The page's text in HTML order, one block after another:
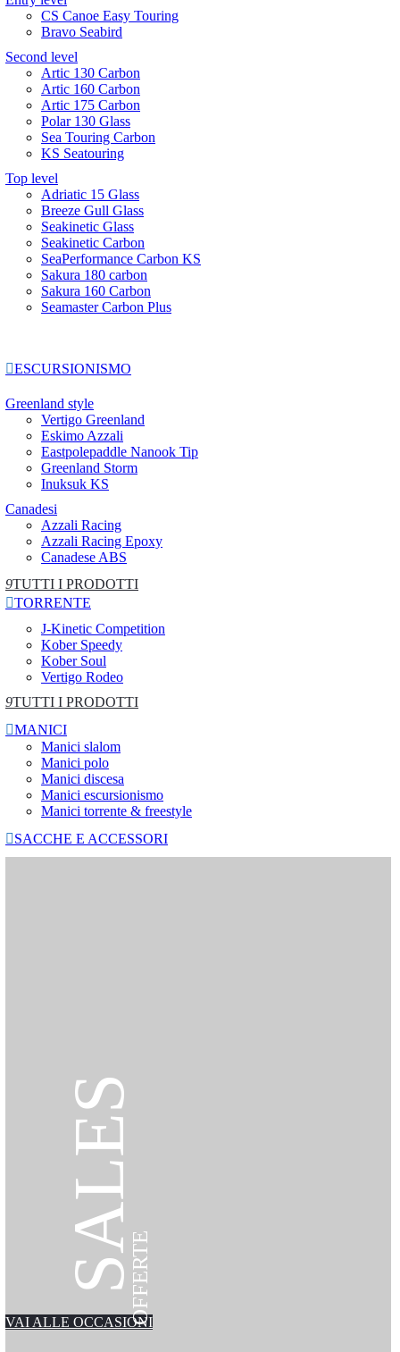
CS Canoe Easy Touring
Bravo Seabird
Second level
Artic 130 Carbon
Artic 160 Carbon
Artic 175 Carbon
Polar 130 Glass
Sea Touring Carbon
KS Seatouring
Top level
Adriatic 15 Glass
Breeze Gull Glass
Seakinetic Glass
Seakinetic Carbon
SeaPerformance Carbon KS
Sakura 180 carbon
Sakura 160 Carbon
Seamaster Carbon Plus
ESCURSIONISMO
Greenland style
Vertigo Greenland
Eskimo Azzali
Eastpolepaddle Nanook Tip
Greenland Storm
Inuksuk KS
Canadesi
Azzali Racing
Azzali Racing Epoxy
Canadese ABS
9TUTTI I PRODOTTI
TORRENTE
J-Kinetic Competition
Kober Speedy
Kober Soul
Vertigo Rodeo
9TUTTI I PRODOTTI
MANICI
Manici slalom
Manici polo
Manici discesa
Manici escursionismo
Manici torrente & freestyle
SACCHE E ACCESSORI
SALESOFFERTE
VAI ALLE OCCASIONI